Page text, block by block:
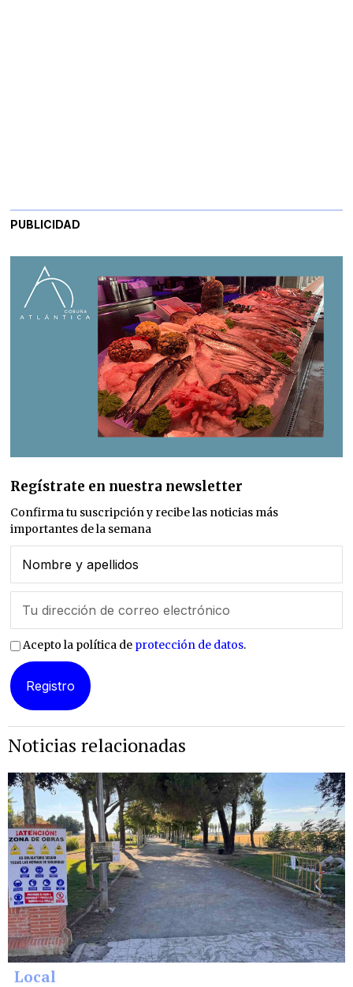
PUBLICIDAD
Regístrate en nuestra newsletter
Confirma tu suscripción y recibe las noticias más
importantes de la semana
Acepto la política de protección de datos.
Noticias relacionadas
Local